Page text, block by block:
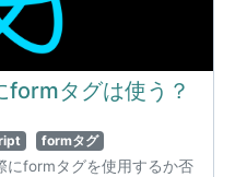
formタグは使う？
formタグ
にformタグを使用するか否